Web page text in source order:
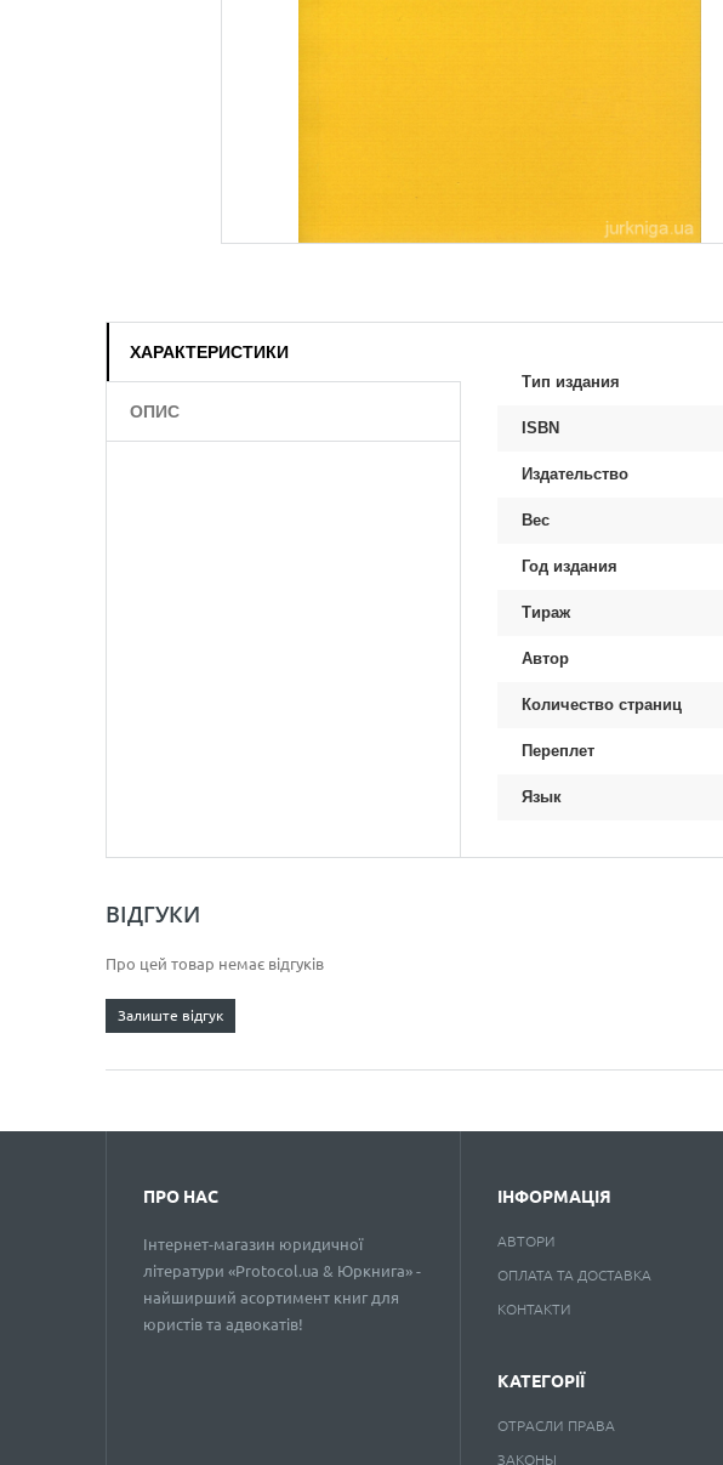
ХАРАКТЕРИСТИКИ
ОПИС
Тип издания
ISBN
Издательство
Вес
Год издания
Тираж
Автор
Количество страниц
Переплет
Язык
ВІДГУКИ
Про цей товар немає відгуків
Залиште відгук
ПРО НАС
Інтернет-магазин юридичної
літератури «Protocol.ua & Юркнига» -
найширший асортимент книг для
юристів та адвокатів!
ІНФОРМАЦІЯ
АВТОРИ
ОПЛАТА ТА ДОСТАВКА
КОНТАКТИ
КАТЕГОРІЇ
ОТРАСЛИ ПРАВА
ЗАКОНЫ